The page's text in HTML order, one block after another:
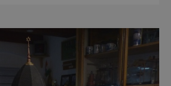
jí kolonáda vlastně neříká.